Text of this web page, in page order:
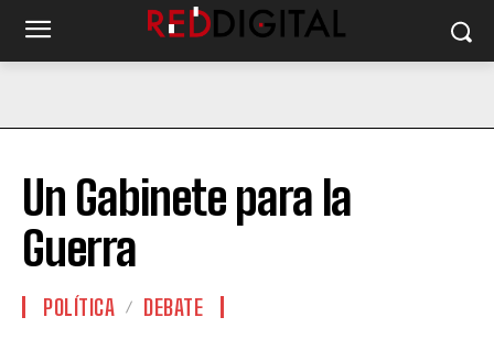
Un Gabinete para la
Guerra
POLÍTICA DEBATE